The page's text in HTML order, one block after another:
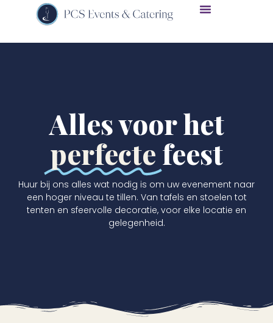
Alles voor het
perfecte feest
Huur bij ons alles wat nodig is om uw evenement naar
een hoger niveau te tillen. Van tafels en stoelen tot
tenten en sfeervolle decoratie, voor elke locatie en
gelegenheid.